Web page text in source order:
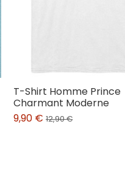
T-Shirt Homme Prince
Charmant Moderne
9,90 € 12,90 €